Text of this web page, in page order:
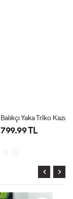
Triko Kazak